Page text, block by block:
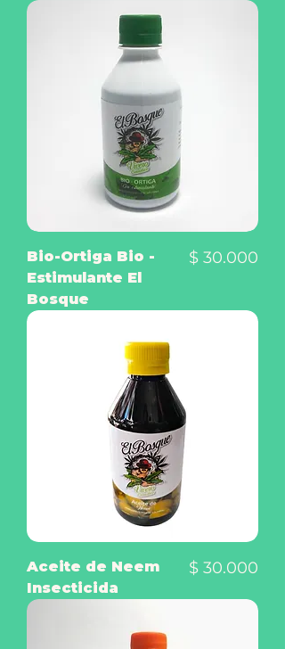
Bio-Ortiga Bio -
Estimulante El
Bosque
Precio
$ 30.000
Aceite de Neem
Insecticida
Precio
$ 30.000